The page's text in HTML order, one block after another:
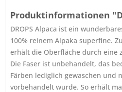
Produktinformationen
DROPS Alpaca ist ein
100% reinem Alpaka superfine.
erhält die Oberfläche durch eine
Die Faser ist unbehandelt, das
Färben lediglich gewaschen und
vorbehandelt wurde. So erhält